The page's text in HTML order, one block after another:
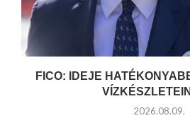
FICO: IDEJE
2026.08.09.